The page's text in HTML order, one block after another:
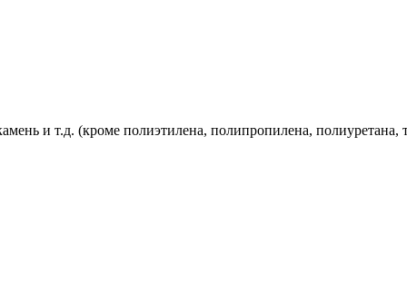
и т.д. (кроме полиэтилена, полипропилена, полиуретана,